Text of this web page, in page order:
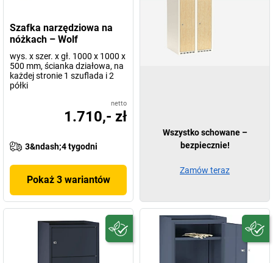
Szafka narzędziowa na
nóżkach – Wolf
wys. x szer. x gł. 1000 x 1000 x
500 mm, ścianka działowa, na
każdej stronie 1 szuflada i 2
półki
netto
1.710,- zł
3&ndash;4 tygodni
Pokaż 3 wariantów
Wszystko schowane –
bezpiecznie!
Zamów teraz